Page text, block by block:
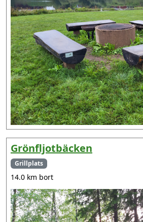
Grönfljotbäcken
Grillplats
14.0 km bort